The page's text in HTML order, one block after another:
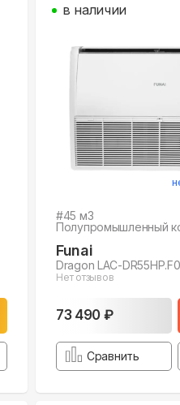
#45 м3
Полупромышленный
Funai
Dragon LAC-
Нет отзывов
73 490 ₽
в наличии
Сравнить